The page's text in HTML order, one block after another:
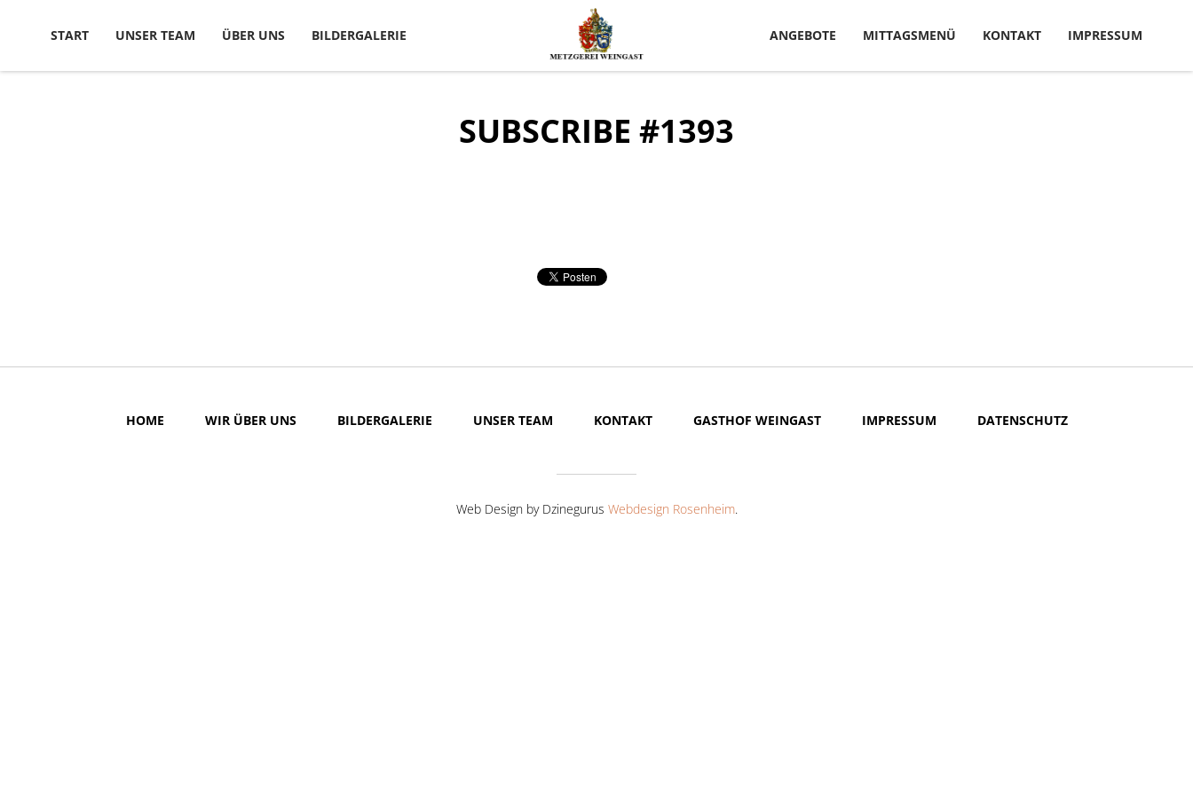
START UNSER TEAM ÜBER UNS BILDERGALERIE ANGEBOTE MITTAGSMENÜ KONTAKT IMPRESSUM
SUBSCRIBE #1393
HOME WIR ÜBER UNS BILDERGALERIE UNSER TEAM KONTAKT GASTHOF WEINGAST IMPRESSUM DATENSCHUTZ
Web Design by Dzinegurus Webdesign Rosenheim.